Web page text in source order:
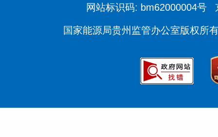
网站标识码: bm62000004号
国家能源局贵州监管办公室版权所